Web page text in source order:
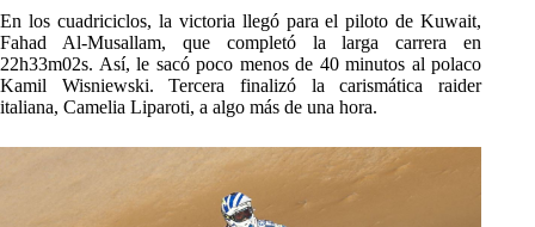
En los cuadriciclos, la victoria llegó para el piloto de Kuwait,
Fahad Al-Musallam, que completó la larga carrera en
22h33m02s. Así, le sacó poco menos de 40 minutos al polaco
Kamil Wisniewski. Tercera finalizó la carismática raider
italiana, Camelia Liparoti, a algo más de una hora.